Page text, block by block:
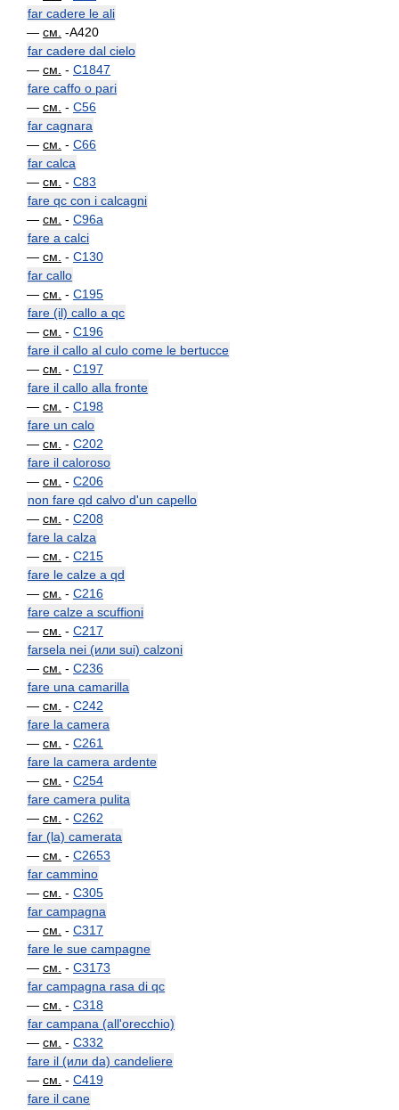
far cadere le ali
— см. -A420
far cadere dal cielo
— см. - C1847
fare caffo o pari
— см. - C56
far cagnara
— см. - C66
far calca
— см. - C83
fare qc con i calcagni
— см. - C96a
fare a calci
— см. - C130
far callo
— см. - C195
fare (il) callo a qc
— см. - C196
fare il callo al culo come le bertucce
— см. - C197
fare il callo alla fronte
— см. - C198
fare un calo
— см. - C202
fare il caloroso
— см. - C206
non fare qd calvo d'un capello
— см. - C208
fare la calza
— см. - C215
fare le calze a qd
— см. - C216
fare calze a scuffioni
— см. - C217
farsela nei (или sui) calzoni
— см. - C236
fare una camarilla
— см. - C242
fare la camera
— см. - C261
fare la camera ardente
— см. - C254
fare camera pulita
— см. - C262
far (la) camerata
— см. - C2653
far cammino
— см. - C305
far campagna
— см. - C317
fare le sue campagne
— см. - C3173
far campagna rasa di qc
— см. - C318
far campana (all'orecchio)
— см. - C332
fare il (или da) candeliere
— см. - C419
fare il cane